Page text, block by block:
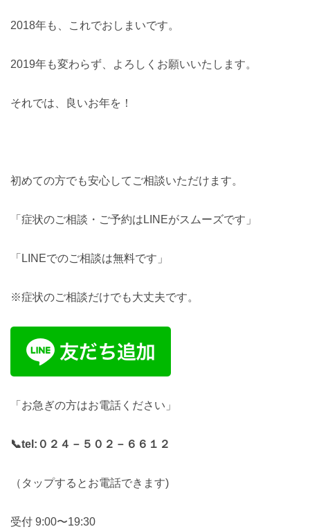
2018年も、これでおしまいです。
2019年も変わらず、よろしくお願いいたします。
それでは、良いお年を！
初めての方でも安心してご相談いただけます。
「症状のご相談・ご予約はLINEがスムーズです」
「LINEでのご相談は無料です」
※症状のご相談だけでも大丈夫です。
「お急ぎの方はお電話ください」
📞tel: ０２４－５０２－６６１２
（タップするとお電話できます)
受付 9:00〜19:30